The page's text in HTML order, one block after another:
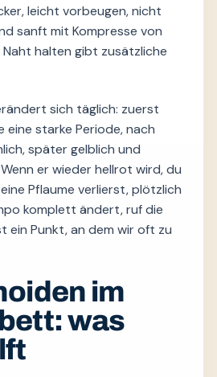
leicht vorbeugen, nicht
sanft mit Kompresse von
halten gibt zusätzliche
sich täglich: zuerst
starke Periode, nach
später gelblich und
er wieder hellrot wird, du
Pflaume verlierst, plötzlich
komplett ändert, ruf die
ein Punkt, an dem wir oft zu
im
was